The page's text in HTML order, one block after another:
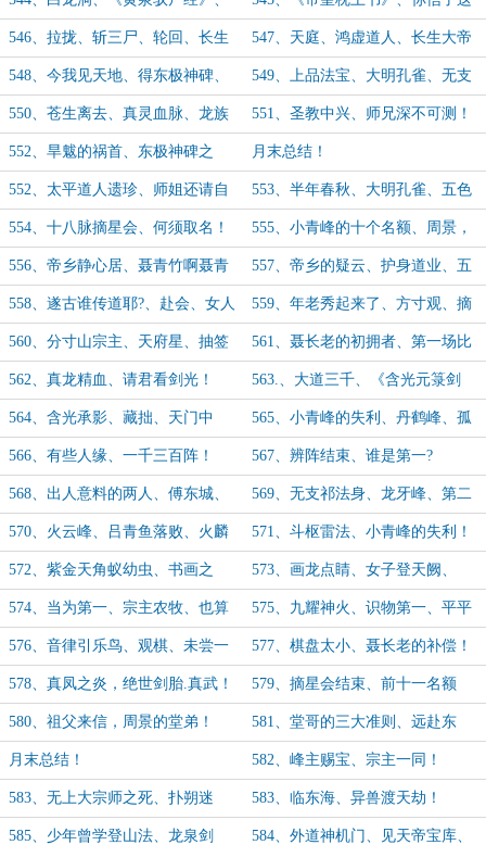
帝乡祖师? 辈子算是有了?
546、拉拢、斩三尸、轮回、长生
大帝！
547、天庭、鸿虚道人、长生大帝
显
548、今我见天地、得东极神碑、
小心天帝！
549、上品法宝、大明孔雀、无支
祁、分别！
550、苍生离去、真灵血脉、龙族
霸四海、又遇四人！
551、圣教中兴、师兄深不可测！
552、旱魃的祸首、东极神碑之
威、就这?！
月末总结！
552、太平道人遗珍、师姐还请自
重！
553、半年春秋、大明孔雀、五色
神光！
554、十八脉摘星会、何须取名！ 555、小青峰的十个名额、周景，
你留下！
556、帝乡静心居、聂青竹啊聂青
竹！
557、帝乡的疑云、护身道业、五
德轮转！
558、遂古谁传道耶?、赴会、女人
是麻烦！
559、年老秀起来了、方寸观、摘
星会开始！
560、分寸山宗主、天府星、抽签
结束！
561、聂长老的初拥者、第一场比
试！
562、真龙精血、请君看剑光！ 563.、大道三千、《含光元箓剑
经》
564、含光承影、藏拙、天门中
期！
565、小青峰的失利、丹鹤峰、孤
陋寡闻
566、有些人缘、一千三百阵！ 567、辨阵结束、谁是第一?
568、出人意料的两人、傅东城、
常青山！
569、无支祁法身、龙牙峰、第二
轮比试！
570、火云峰、吕青鱼落败、火麟
体！
571、斗枢雷法、小青峰的失利！
572、紫金天角蚁幼虫、书画之
比！
573、画龙点睛、女子登天阙、
574、当为第一、宗主农牧、也算
小有名气！
575、九耀神火、识物第一、平平
无奇的师弟！
576、音律引乐鸟、观棋、未尝一
败！
577、棋盘太小、聂长老的补偿！
578、真凤之炎，绝世剑胎.真武！ 579、摘星会结束、前十一名额
（5k）
580、祖父来信，周景的堂弟！
（5.4k）
581、堂哥的三大准则、远赴东
海！（5k）
月末总结！ 582、峰主赐宝、宗主一同！
583、无上大宗师之死、扑朔迷
离、月寂花！
583、临东海、异兽渡天劫！
585、少年曾学登山法、龙泉剑 584、外道神机门、见天帝宝库、